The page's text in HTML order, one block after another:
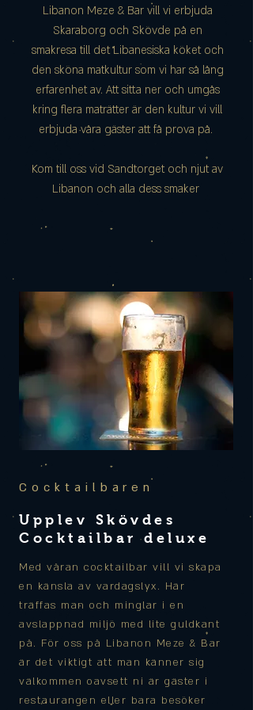
Libanon Meze & Bar vill vi erbjuda
Skaraborg och Skövde på en
smakresa till det Libanesiska köket och
den sköna matkultur som vi har så lång
erfarenhet av. Att sitta ner och umgås
kring flera maträtter är den kultur vi vill
erbjuda våra gäster att få prova på.
Kom till oss vid Sandtorget och njut av
Libanon och alla dess smaker
Cocktailbaren
Upplev Skövdes
Cocktailbar deluxe
Med våran cocktailbar vill vi skapa
en känsla av vardagslyx. Här
träffas man och minglar i en
avslappnad miljö med lite guldkant
på. För oss på Libanon Meze & Bar
är det viktigt att man känner sig
välkommen oavsett ni är gäster i
restaurangen eller bara besöker